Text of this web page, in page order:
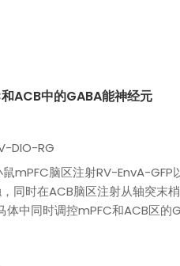
ACB中的GABA能神经元
DIO-RG
鼠mPFC脑区注射RV-EnvA-
同时在ACB脑区注射从轴突末
中同时调控mPFC和ACB区的